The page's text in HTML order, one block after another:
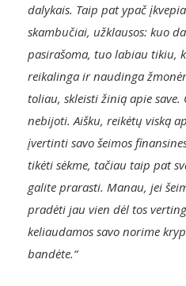
dalykais. Taip pat ypač
skambučiai, užklausos: kuo
pasirašoma, tuo labiau tikiu,
reikalinga ir naudinga
toliau, skleisti žinią apie
nebijoti. Aišku, reikėtų viską
įvertinti savo šeimos
tikėti sėkme, tačiau taip pat
galite prarasti. Manau, jei
pradėti jau vien dėl tos
keliaudamos savo norime
bandėte.“